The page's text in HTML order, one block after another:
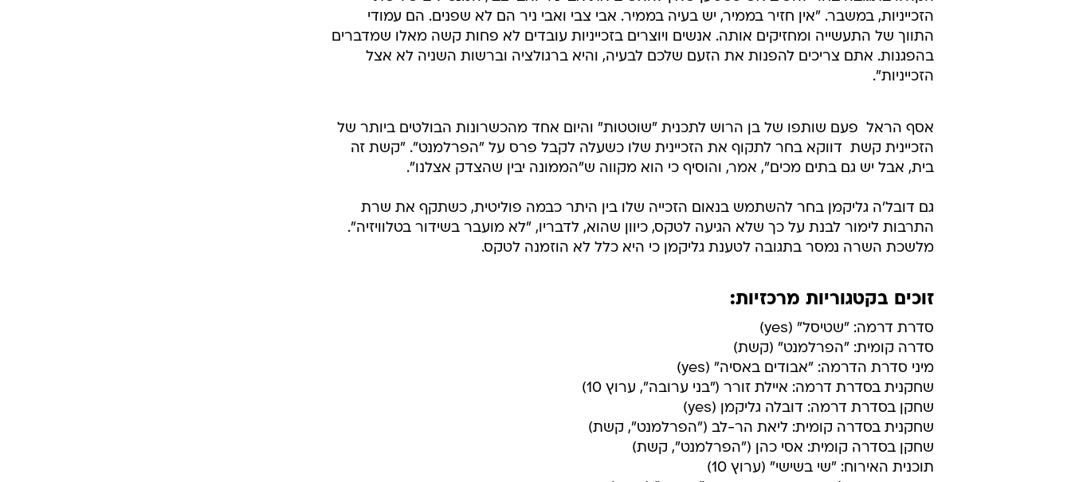
זוכים בולטים נוספים במהלך הטקס הם הסדרה "הפרלמנט" של קשת, שקטפה את פרס הסדרה
הקומית הטובה ביותר וכן פרסים לשחקן והשחקנית (אסי כהן וליאת הרלב, בהתאמה); אילת זורר
שזכתה בפרס השחקנית הדרמטית על תפקידה ב"בני ערובה" של ערוץ 10, "אבודים באסיה" של יס
שזכתה בפרס המיני סדרה, ו"אקס פקטור", המתחרה הצעירה בגזרת הריאליטי שזכתה בפרס
כמה מרגעי השיא של הטקס נולדו מתוך ההקשר הטעון של המאבק על התמלוגים: ארז בן הרוש,
סמנכ"ל התוכן של רשת, עלה לקבל פרס על תכנית הבידור "מצב האומה" וזכה לשריקות בוז מן
הקהל. בתגובה בחר להשיב אש כשטען שאין להאשים את אבי ניר ואבי צבי, המנכ"לים של שתי
התווך של התעשייה ומחזיקים אותה. אנשים ויוצרים בזכייניות עובדים לא פחות קשה מאלו שמדברים
בהפגנות. אתם צריכים להפנות את הזעם שלכם לבעיה, והיא ברגולציה וברשות השניה לא אצל
הזכייניות".
אסף הראל  פעם שותפו של בן הרוש לתכנית "שוטטות" והיום אחד מהכשרונות הבולטים ביותר של
הזכיינית קשת  דווקא בחר לתקוף את הזכיינית שלו כשעלה לקבל פרס על "הפרלמנט". "קשת זה
בית, אבל יש גם בתים מכים", אמר, והוסיף כי הוא מקווה ש"הממונה יבין שהצדק אצלנו".
גם דובל'ה גליקמן בחר להשתמש בנאום הזכייה שלו בין היתר כבמה פוליטית, כשתקף את שרת
התרבות לימור לבנת על כך שלא הגיעה לטקס, כיוון שהוא, לדבריו, "לא מועבר בשידור בטלוויזיה".
מלשכת השרה נמסר בתגובה לטענת גליקמן כי היא כלל לא הוזמנה לטקס.
זוכים בקטגוריות מרכזיות: